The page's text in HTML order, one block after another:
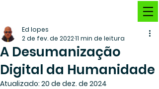
A Desumanização
Digital da Humanidade
Ed lopes
2 de fev. de 202211 min de leitura
Atualizado: 20 de dez. de 2024